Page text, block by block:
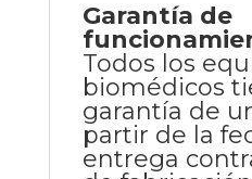
Garantía de
Todos los
biomédicos
garantía de
partir de la
entrega